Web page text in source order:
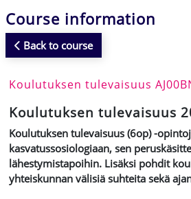
Course information
Back to course
Koulutuksen tulevaisuus
Koulutuksen tulevaisuus
Koulutuksen tulevaisuus (6op) -
kasvatussosiologiaan, sen
lähestymistapoihin. Lisäksi pohdit
yhteiskunnan välisiä suhteita sekä